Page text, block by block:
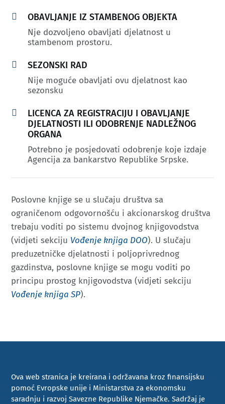
 OBAVLJANJE IZ STAMBENOG OBJEKTA
Nje dozvoljeno obavljati djelatnost u
stambenom prostoru.
 SEZONSKI RAD
Nije moguće obavljati ovu djelatnost kao
sezonsku

LICENCA ZA REGISTRACIJU I OBAVLJANJE
DJELATNOSTI ILI ODOBRENJE NADLEŽNOG
ORGANA
Potrebno je posjedovati odobrenje koje izdaje
Agencija za bankarstvo Republike Srpske.
Poslovne knjige se u slučaju društva sa
ograničenom odgovornošću i akcionarskog društva
trebaju voditi po sistemu dvojnog knjigovodstva
(vidjeti sekciju Vođenje knjiga DOO). U slučaju
preduzetničke djelatnosti i poljoprivrednog
gazdinstva, poslovne knjige se mogu voditi po
principu prostog knjigovodstva (vidjeti sekciju
Vođenje knjiga SP).
Ova web stranica je kreirana i održavana kroz finansijsku
pomoć Evropske unije i Ministarstva za ekonomsku
saradnju i razvoj Savezne Republike Njemačke. Sadržaj je